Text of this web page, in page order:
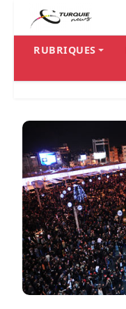
RUBRIQUES